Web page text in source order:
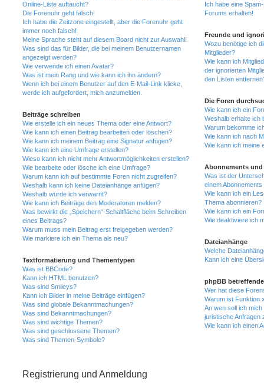
Online-Liste auftaucht?
Die Forenuhr geht falsch!
Ich habe die Zeitzone eingestellt, aber die Forenuhr geht
immer noch falsch!
Meine Sprache steht auf diesem Board nicht zur Auswahl!
Was sind das für Bilder, die bei meinem Benutzernamen
angezeigt werden?
Wie verwende ich einen Avatar?
Was ist mein Rang und wie kann ich ihn ändern?
Wenn ich bei einem Benutzer auf den E-Mail-Link klicke,
werde ich aufgefordert, mich anzumelden.
Beiträge schreiben
Wie erstelle ich ein neues Thema oder eine Antwort?
Wie kann ich einen Beitrag bearbeiten oder löschen?
Wie kann ich meinem Beitrag eine Signatur anfügen?
Wie kann ich eine Umfrage erstellen?
Wieso kann ich nicht mehr Antwortmöglichkeiten erstellen?
Wie bearbeite oder lösche ich eine Umfrage?
Warum kann ich auf bestimmte Foren nicht zugreifen?
Weshalb kann ich keine Dateianhänge anfügen?
Weshalb wurde ich verwarnt?
Wie kann ich Beiträge den Moderatoren melden?
Was bewirkt die „Speichern“-Schaltfläche beim Schreiben
eines Beitrags?
Warum muss mein Beitrag erst freigegeben werden?
Wie markiere ich ein Thema als neu?
Textformatierung und Thementypen
Was ist BBCode?
Kann ich HTML benutzen?
Was sind Smileys?
Kann ich Bilder in meine Beiträge einfügen?
Was sind globale Bekanntmachungen?
Was sind Bekanntmachungen?
Was sind wichtige Themen?
Was sind geschlossene Themen?
Was sind Themen-Symbole?
Ich habe eine
Forums erhalten!
Freunde und
Wozu benötige ich
Mitglieder?
Wie kann ich
der ignorierten
den Listen
Die Foren
Wie kann ich ein
Weshalb erhalte ich
Warum bekomme
Wie kann ich nach
Wie kann ich meine
Abonnements und
Was ist der
einem
Wie kann ich ein
Thema abonnieren?
Wie kann ich ein
Wie deaktiviere ich
Dateianhänge
Welche
Kann ich eine
phpBB
Wer hat diese
Warum ist Funktion
An wen soll ich
juristische Anfragen
Wie kann ich einen
Registrierung und Anmeldung